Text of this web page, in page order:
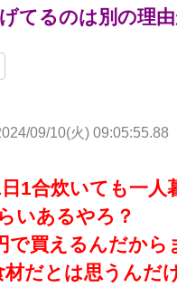
てるのは別の理
09/10(火) 09:05:55.88
1合炊いても一人
いあるやろ？
で買えるんだから
材だとは思うんだ